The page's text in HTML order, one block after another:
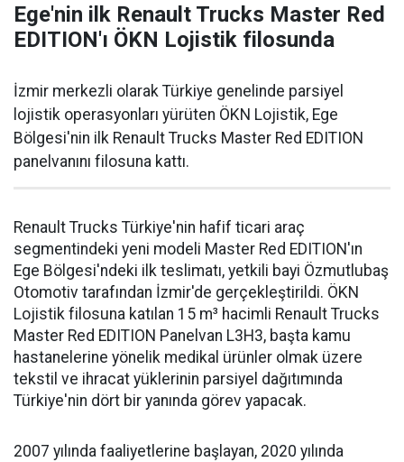
Ege'nin ilk Renault Trucks Master Red
EDITION'ı ÖKN Lojistik filosunda
İzmir merkezli olarak Türkiye genelinde parsiyel
lojistik operasyonları yürüten ÖKN Lojistik, Ege
Bölgesi'nin ilk Renault Trucks Master Red EDITION
panelvanını filosuna kattı.
Renault Trucks Türkiye'nin hafif ticari araç
segmentindeki yeni modeli Master Red EDITION'ın
Ege Bölgesi'ndeki ilk teslimatı, yetkili bayi Özmutlubaş
Otomotiv tarafından İzmir'de gerçekleştirildi. ÖKN
Lojistik filosuna katılan 15 m³ hacimli Renault Trucks
Master Red EDITION Panelvan L3H3, başta kamu
hastanelerine yönelik medikal ürünler olmak üzere
tekstil ve ihracat yüklerinin parsiyel dağıtımında
Türkiye'nin dört bir yanında görev yapacak.
2007 yılında faaliyetlerine başlayan, 2020 yılında